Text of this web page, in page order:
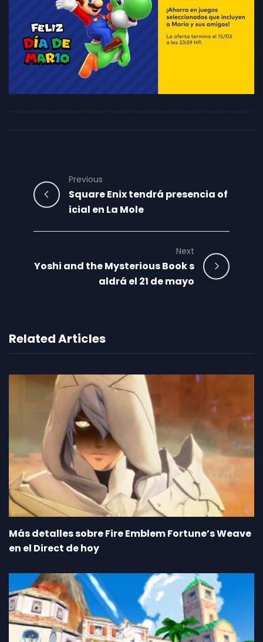
Previous
Square Enix tendrá presencia of
icial en La Mole
Next
Yoshi and the Mysterious Book s
aldrá el 21 de mayo
Related Articles
Más detalles sobre Fire Emblem Fortune’s Weave
en el Direct de hoy